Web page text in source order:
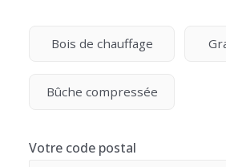
Bois de chauffage
Bûche compressée
Votre code postal